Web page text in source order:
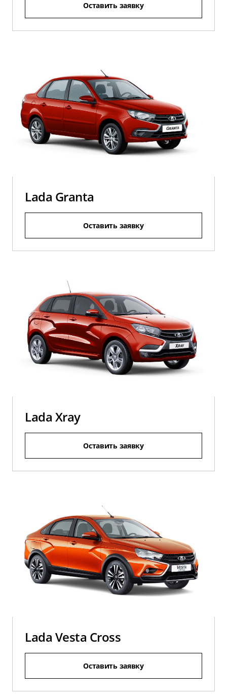
Оставить заявку
Lada Granta
Оставить заявку
Lada Xray
Оставить заявку
Lada Vesta Cross
Оставить заявку